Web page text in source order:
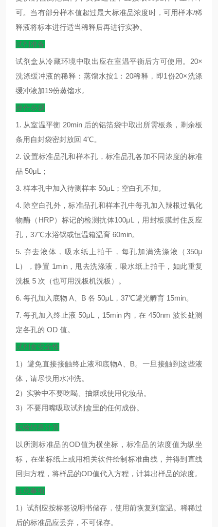
可。当有部分样本值超过最大标准品浓度时，可用样本/稀
释液将标本进行适当稀释后再进行实验。
试剂准备
试剂盒从冷藏环境中取出应在室温平衡后方可使用。 20×
洗涤缓冲液的稀释：蒸馏水按1 ： 20稀释，即1份20×洗涤
缓冲液加19份蒸馏水。
操作步骤
1. 从室温平衡 20min 后的铝箔袋中取出所需板条，剩余板
条用自封袋密封放回 4℃。
2.设置标准品孔和样本孔，标准品孔各加不同浓度的标准
品 50μL ；
3. 样本孔中加入待测样本 50μL ；空白孔不加。
4. 除空白孔外，标准品孔和样本孔中每孔加入辣根过氧化
物酶（ HRP）标记的检测抗体100μL
，用封板膜封住反应
孔， 37℃水浴锅或恒温箱温育 60min。
5. 弃去液体，吸水纸上拍干，每孔加满洗涤液（350μ
L ），静置 1min，甩去洗涤液，吸水纸上拍干，如此重复
洗板 5 次（也可用洗板机洗板）。
6. 每孔加入底物 A B 各 50μL ， 37℃避光孵育 15min。
7.每孔加入终止液 50μL ， 15min 内，在 450nm 波长处测
定各孔的 OD 值。
试剂盒安全性
1）避免直接接触终止液和底物A、B。一旦接触到这些液
体，请尽快用水冲洗。
2）实验中不要吃喝、抽烟或使用化妆品。
3）不要用嘴吸取试剂盒里的任何成份。
实验结果计算
以所测标准品的OD值为横坐标，标准品的浓度值为纵坐
标，在坐标纸上或用相关软件绘制标准曲线，并得到直线
回归方程，将样品的OD值代入方程，计算出样品的浓度。
注意事项
1）试剂应按标签说明书储存，使用前恢复到室温。稀稀过
后的标准品应丢弃，不可保存。